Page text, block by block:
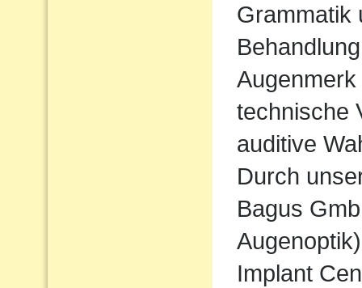
Grammatik
technische
auditive
Durch
Bagus
Implant